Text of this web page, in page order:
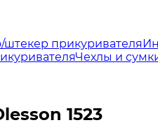
штекер прикуривателя
Чехлы и
1523